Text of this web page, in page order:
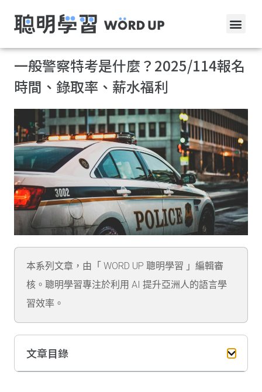
一般警察特考是什麼？2025/114報名
時間、錄取率、薪水福利
本系列文章，由「 WORD UP 聰明學習 」編輯審
核。聰明學習專注於利用 AI 提升亞洲人的語言學
習效率。
文章目錄